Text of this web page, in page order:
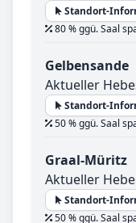
Standort-
80 % ggü. Saal
Gelbensande
Aktueller
Standort-
50 % ggü. Saal
Graal-Müritz
Aktueller
Standort-
50 % ggü. Saal